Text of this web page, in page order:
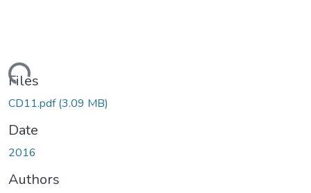
Loading...
Files
CD11.pdf(3.09 MB)
Date
2016
Authors